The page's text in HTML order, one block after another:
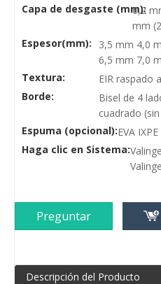
Capa de desgaste (mm):
0,2
mm
Espesor(mm):
3,5 mm 4,0
6,5 mm 7,0
Textura:
EIR raspado
Borde:
Bisel de 4
cuadrado
Espuma (opcional):EVA IXPE
Haga clic en Sistema:
Preguntar
Descripción del Producto